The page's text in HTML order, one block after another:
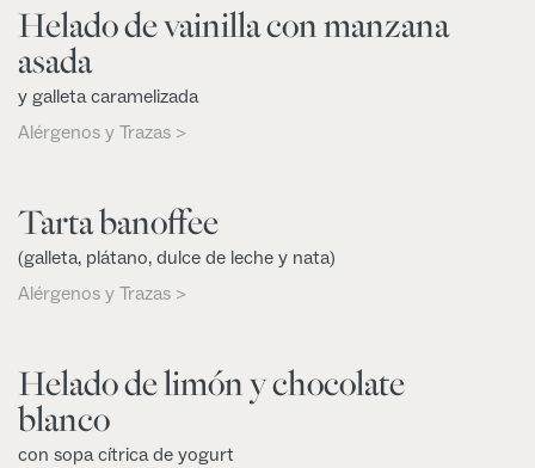
Helado de vainilla con manzana
asada
y galleta caramelizada
Alérgenos y Trazas >
Tarta banoffee
(galleta, plátano, dulce de leche y nata)
Alérgenos y Trazas >
Helado de limón y chocolate
blanco
con sopa cítrica de yogurt